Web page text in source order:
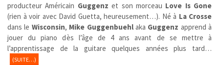
producteur Américain Guggenz et son morceau Love Is Gone
(rien à voir avec David Guetta, heureusement…). Né à La Crosse
dans le Wisconsin, Mike Guggenbuehlaka Guggenz apprend à
jouer du piano dès l’âge de 4 ans avant de se mettre à
l’apprentissage de la guitare quelques années plus tard…
(SUITE…)